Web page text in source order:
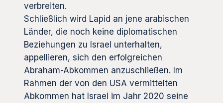
verbreiten.
Schließlich wird Lapid an jene arabischen
Länder, die noch keine diplomatischen
Beziehungen zu Israel unterhalten,
appellieren, sich den erfolgreichen
Abraham-Abkommen anzuschließen. Im
Rahmen der von den USA vermittelten
Abkommen hat Israel im Jahr 2020 seine